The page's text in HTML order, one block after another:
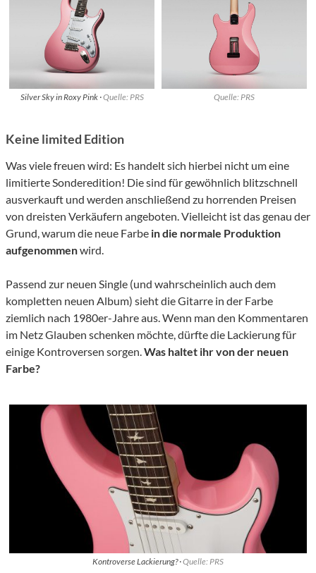
Silver Sky in Roxy Pink ·Quelle: PRS Quelle: PRS
Keine limited Edition
Was viele freuen wird: Es handelt sich hierbei nicht um eine
limitierte Sonderedition! Die sind für gewöhnlich blitzschnell
ausverkauft und werden anschließend zu horrenden Preisen
von dreisten Verkäufern angeboten. Vielleicht ist das genau der
Grund, warum die neue Farbe in die normale Produktion
aufgenommenwird.
Passend zur neuen Single (und wahrscheinlich auch dem
kompletten neuen Album) sieht die Gitarre in der Farbe
ziemlich nach 1980er-Jahre aus. Wenn man den Kommentaren
im Netz Glauben schenken möchte, dürfte die Lackierung für
einige Kontroversen sorgen.Was haltet ihr von der neuen
Farbe?
Kontroverse Lackierung? ·Quelle: PRS